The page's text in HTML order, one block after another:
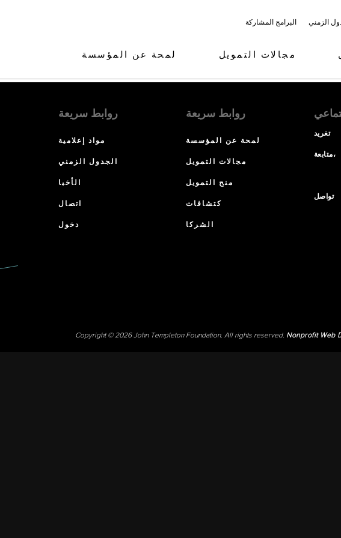
البرامج المشاركة الزمني
لمحة عن المؤسسة مجالات التمويل
روابط سريعة
مواد إعلامية
الجدول الزمني
الأخبا
اتصال
دخول
روابط سريعة
لمحة عن المؤسسة
مجالات التمويل
منح التمويل
كتشافات
الشركا
تغريد
متابعة،
تواصل
Copyright © 2026 John Templeton Foundation. All rights reserved. Nonprofit Web